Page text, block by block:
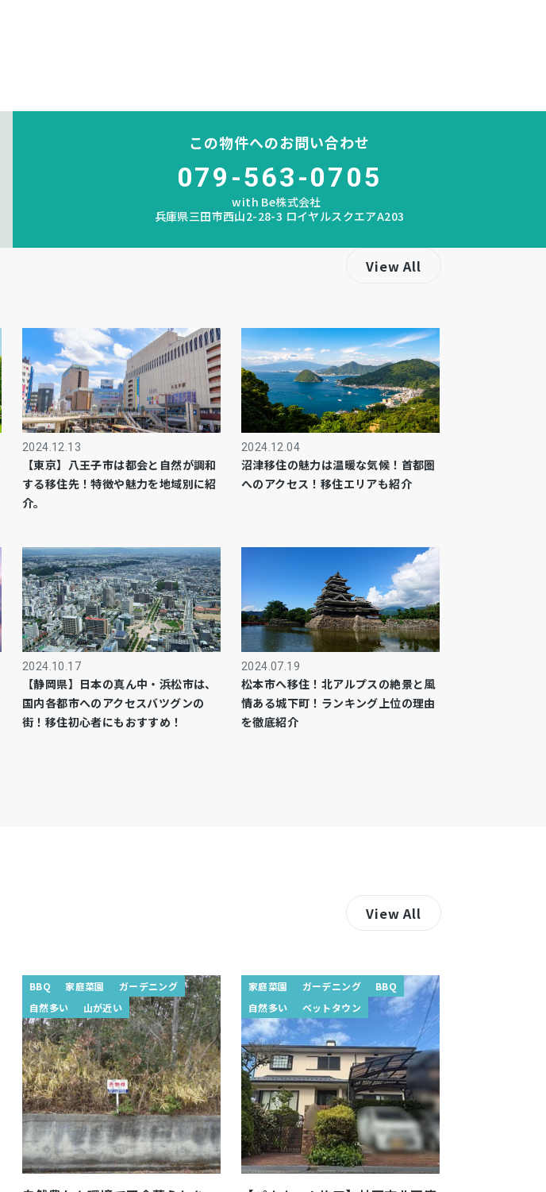
この物件へのお問い合わせ
079-563-0705
with Be株式会社
兵庫県三田市西山2-28-3 ロイヤルスクエアA203
2024.12.13
【東京】八王子市は都会と自然が調和
する移住先！特徴や魅力を地域別に紹
介。
2024.12.04
沼津移住の魅力は温暖な気候！首都圏
へのアクセス！移住エリアも紹介
2024.10.17
【静岡県】日本の真ん中・浜松市は、
国内各都市へのアクセスバツグンの
街！移住初心者にもおすすめ！
2024.07.19
松本市へ移住！北アルプスの絶景と風
情ある城下町！ランキング上位の理由
を徹底紹介
View All
BBQ 家庭菜園
ガーデニング
自然多い
山が近い
家庭菜園 ガーデニング
BBQ
自然多い
ベットタウン
View All